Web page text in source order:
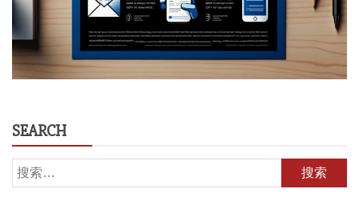
SEARCH
搜
索：